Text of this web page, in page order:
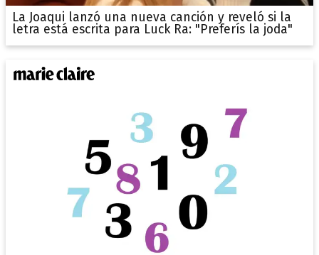
La Joaqui lanzó una nueva canción y reveló si la
letra está escrita para Luck Ra: "Preferís la joda"